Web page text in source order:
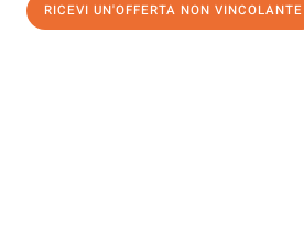
RICEVI UN'OFFERTA NON VINCOLANTE